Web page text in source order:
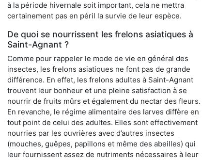
à la période hivernale soit important, cela ne mettra
certainement pas en péril la survie de leur espèce.
De quoi se nourrissent les frelons asiatiques à
Saint-Agnant ?
Comme pour rappeler le mode de vie en général des
insectes, les frelons asiatiques ne font pas de grande
différence. En effet, les frelons adultes à Saint-Agnant
trouvent leur bonheur et une pleine satisfaction à se
nourrir de fruits mûrs et également du nectar des fleurs.
En revanche, le régime alimentaire des larves diffère en
tout point de celui des adultes. Elles sont effectivement
nourries par les ouvrières avec d’autres insectes
(mouches, guêpes, papillons et même des abeilles) qui
leur fournissent assez de nutriments nécessaires à leur